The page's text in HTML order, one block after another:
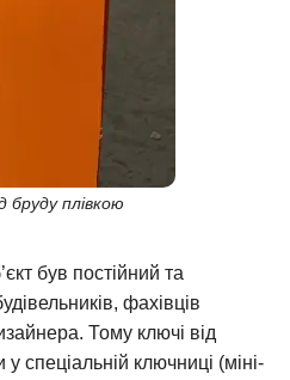
бруду плівкою
був постійний та
фахівців
Тому ключі від
спеціальній ключниці (міні-